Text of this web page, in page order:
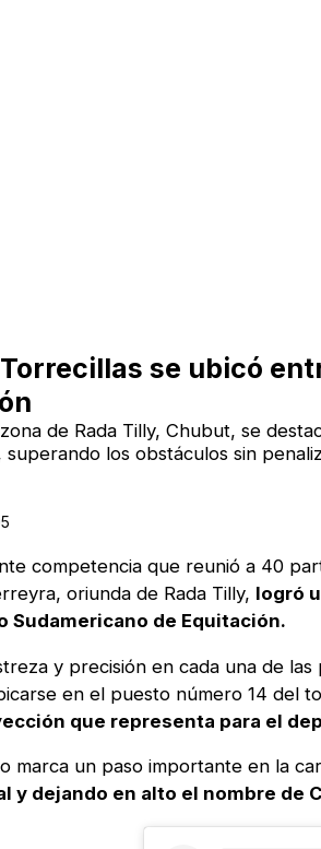
se ubicó
de Rada Tilly, Chubut, se
superando los obstáculos sin
competencia que reunió a 40
oriunda de Rada Tilly, logró
Sudamericano de Equitación.
y precisión en cada una de
en el puesto número 14 del
que representa para el
marca un paso importante en la
y dejando en alto el nombre de